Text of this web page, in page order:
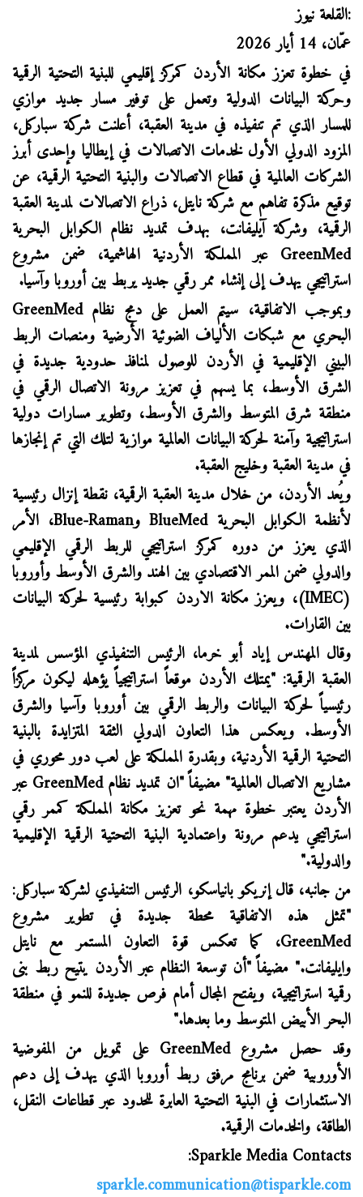
القلعة نيوز:
عمّان، 14 أيار 2026
في خطوة تعزز مكانة الأردن كمركز إقليمي للبنية التحتية الرقمية
وحركة البيانات الدولية وتعمل على توفير مسار جديد موازي
للمسار الذي تم تنفيذه في مدينة العقبة، أعلنت شركة سباركل،
المزود الدولي الأول لخدمات الاتصالات في إيطاليا وإحدى أبرز
الشركات العالمية في قطاع الاتصالات والبنية التحتية الرقمية، عن
توقيع مذكرة تفاهم مع شركة نايتل، ذراع الاتصالات لمدينة العقبة
الرقمية، وشركة آيليفانت، بهدف تمديد نظام الكوابل البحرية
GreenMed عبر المملكة الأردنية الهاشمية، ضمن مشروع
استراتيجي يهدف إلى إنشاء ممر رقمي جديد يربط بين أوروبا وآسيا.
وبموجب الاتفاقية، سيتم العمل على دمج نظامGreenMed
البحري مع شبكات الألياف الضوئية الأرضية ومنصات الربط
البيني الإقليمية في الأردن للوصول لمنافذ حدودية جديدة في
الشرق الأوسط، بما يسهم في تعزيز مرونة الاتصال الرقمي في
منطقة شرق المتوسط والشرق الأوسط، وتطوير مسارات دولية
استراتيجية وآمنة لحركة البيانات العالمية موازية لتلك التي تم إنجازها
في مدينة العقبة وخليج العقبة.
ويُعد الأردن، من خلال مدينة العقبة الرقمية، نقطة إنزال رئيسية
لأنظمة الكوابل البحريةBlueMedوBlue-Raman، الأمر
الذي يعزز من دوره كمركز استراتيجي للربط الرقمي الإقليمي
والدولي ضمن الممر الاقتصادي بين الهند والشرق الأوسط وأوروبا
(
IMEC)، ويعزز مكانة الاردن كبوابة رئيسية لحركة البيانات
بين القارات.
وقال المهندس إياد أبو خرما، الرئيس التنفيذي المؤسس لمدينة
العقبة الرقمية: "يمتلك الأردن موقعاً استراتيجياً يؤهله ليكون مركزاً
رئيسياً لحركة البيانات والربط الرقمي بين أوروبا وآسيا والشرق
الأوسط. ويعكس هذا التعاون الدولي الثقة المتزايدة بالبنية
التحتية الرقمية الأردنية، وبقدرة المملكة على لعب دور محوري في
مشاريع الاتصال العالمية" مضيفاً "ان تمديد نظامGreenMed عبر
الأردن يعتبر خطوة مهمة نحو تعزيز مكانة المملكة كممر رقمي
استراتيجي يدعم مرونة واعتمادية البنية التحتية الرقمية الإقليمية
والدولية."
من جانبه، قال إنريكو بانياسكو، الرئيس التنفيذي لشركة سباركل:
"تمثل هذه الاتفاقية محطة جديدة في تطوير مشروع
GreenMed، كماتعكسقوة التعاون المستمر مع نايتل
وايليفانت." مضيفاً "أن توسعة النظام عبر الأردن يتيح ربط بنى
رقمية استراتيجية، ويفتح المجال أمام فرص جديدة للنمو في منطقة
البحر الأبيض المتوسط وما بعدها."
وقد حصل مشروعGreenMed على تمويل من المفوضية
الأوروبية ضمن برنامج مرفق ربط أوروبا الذي يهدف إلى دعم
الاستثمارات في البنية التحتية العابرة للحدود عبر قطاعات النقل،
الطاقة، والخدمات الرقمية.
Sparkle Media Contacts:
sparkle.communication@tisparkle.com